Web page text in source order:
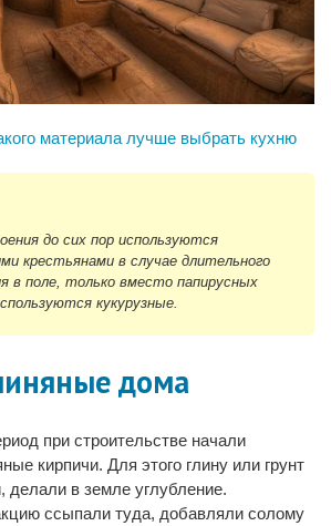
материала лучше выбрать кухню
до сих пор используются
крестьянами в случае длительного
в поле, только вместо папирусных
кукурузные.
дома
при строительстве начали
кирпичи. Для этого глину или грунт
делали в земле углубление.
ссыпали туда, добавляли солому